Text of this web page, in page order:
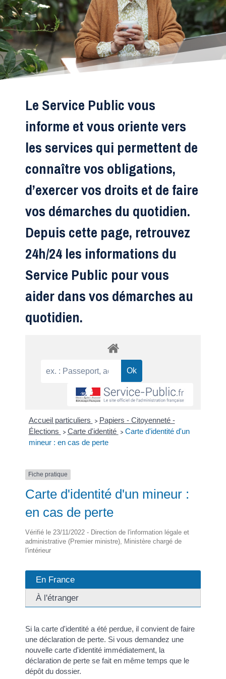
Le Service Public vous
informe et vous oriente vers
les services qui permettent de
connaître vos obligations,
d’exercer vos droits et de faire
vos démarches du quotidien.
Depuis cette page, retrouvez
24h/24 les informations du
Service Public pour vous
aider dans vos démarches au
quotidien.
Accueil particuliers > Papiers - Citoyenneté -
Élections > Carte d'identité > Carte d'identité d'un
mineur : en cas de perte
Fiche pratique
Carte d'identité d'un mineur :
en cas de perte
Vérifié le 23/11/2022 - Direction de l'information légale et
administrative (Premier ministre), Ministère chargé de
l'intérieur
En France
À l'étranger
Si la carte d'identité a été perdue, il convient de faire
une déclaration de perte. Si vous demandez une
nouvelle carte d'identité immédiatement, la
déclaration de perte se fait en même temps que le
dépôt du dossier.